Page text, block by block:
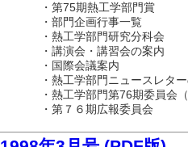
・第75期熱工学部門賞
・部門企画行事一覧
・熱工学部門研究分科会
・講演会・講習会の案内
・国際会議案内
・熱工学部門ニュースレタ
・熱工学部門第76期委員会
・第７６期広報委員会